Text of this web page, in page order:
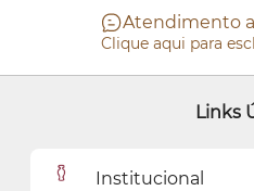
Atendimento
Clique aqui para
Links
Institucional